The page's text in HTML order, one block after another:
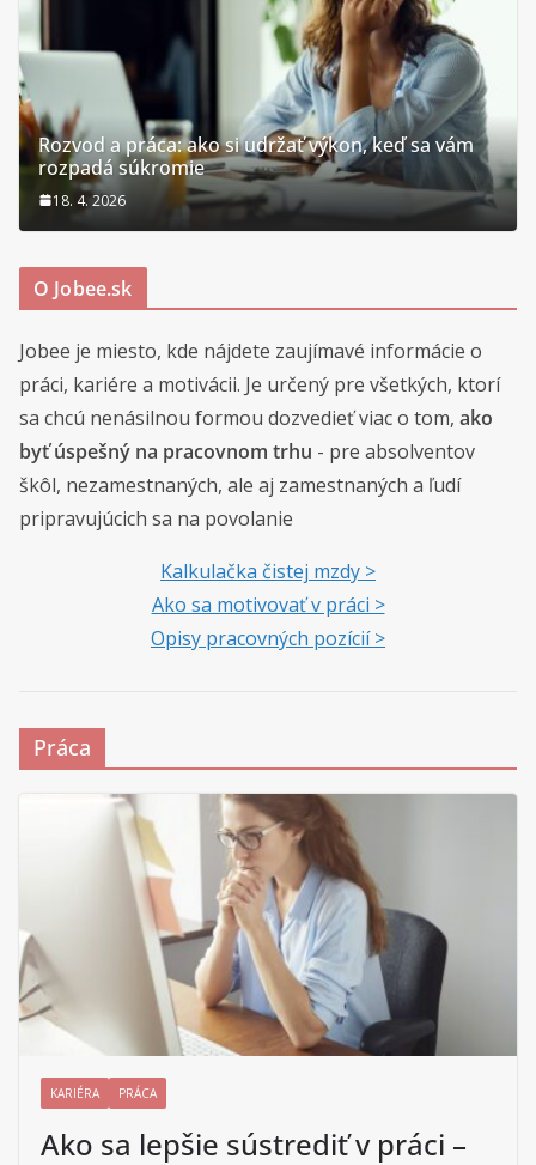
Rozvod a práca: ako si udržať výkon, keď sa vám
rozpadá súkromie
18. 4. 2026
O Jobee.sk
Jobee je miesto, kde nájdete zaujímavé informácie o
práci, kariére a motivácii. Je určený pre všetkých, ktorí
sa chcú nenásilnou formou dozvedieť viac o tom, ako
byť úspešný na pracovnom trhu - pre absolventov
škôl, nezamestnaných, ale aj zamestnaných a ľudí
pripravujúcich sa na povolanie
Kalkulačka čistej mzdy >
Ako sa motivovať v práci >
Opisy pracovných pozícií >
Práca
KARIÉRA PRÁCA
Ako sa lepšie sústrediť v práci –